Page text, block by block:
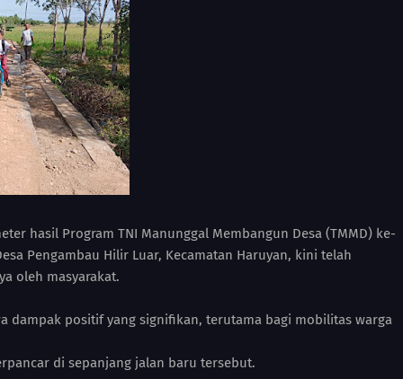
hasil Program TNI Manunggal Membangun Desa (TMMD) ke-
Pengambau Hilir Luar, Kecamatan Haruyan, kini telah
oleh masyarakat.
dampak positif yang signifikan, terutama bagi mobilitas warga
di sepanjang jalan baru tersebut.